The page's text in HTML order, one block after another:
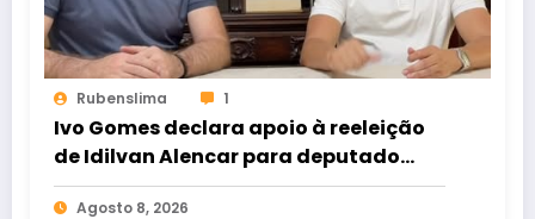
Rubenslima 1
Ivo Gomes declara apoio à reeleição
de Idilvan Alencar para deputado
federal
Agosto 8, 2026